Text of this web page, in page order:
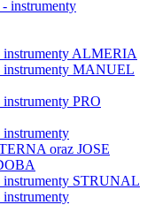
instrumenty
instrumenty ALMERIA
instrumenty MANUEL
PRO
oraz JOSE
instrumenty STRUNAL